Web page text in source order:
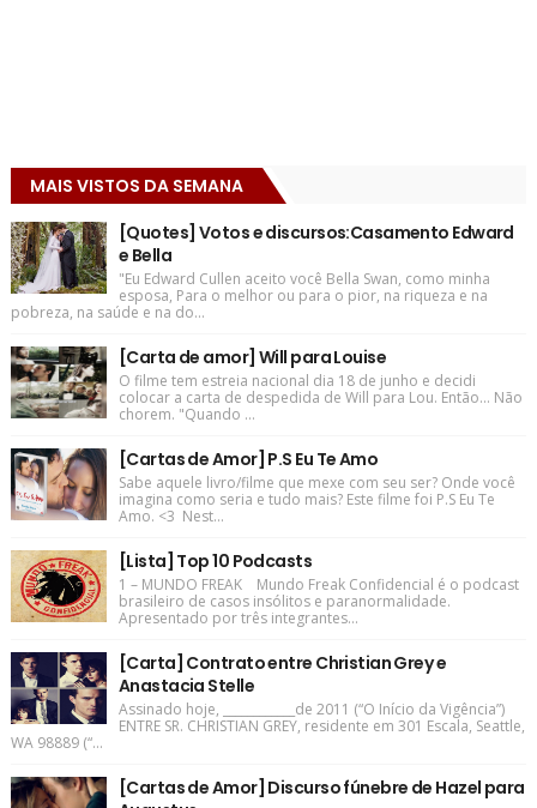
MAIS VISTOS DA SEMANA
[Quotes] Votos e discursos:Casamento Edward
e Bella
"Eu Edward Cullen aceito você Bella Swan, como minha
esposa, Para o melhor ou para o pior, na riqueza e na
pobreza, na saúde e na do...
[Carta de amor] Will para Louise
O filme tem estreia nacional dia 18 de junho e decidi
colocar a carta de despedida de Will para Lou. Então... Não
chorem. "Quando ...
[Cartas de Amor] P.S Eu Te Amo
Sabe aquele livro/filme que mexe com seu ser? Onde você
imagina como seria e tudo mais? Este filme foi P.S Eu Te
Amo. <3 Nest...
[Lista] Top 10 Podcasts
1 – MUNDO FREAK Mundo Freak Confidencial é o podcast
brasileiro de casos insólitos e paranormalidade.
Apresentado por três integrantes...
[Carta] Contrato entre Christian Grey e
Anastacia Stelle
Assinado hoje, ____________de 2011 (“O Início da Vigência”)
ENTRE SR. CHRISTIAN GREY, residente em 301 Escala, Seattle,
WA 98889 (“...
[Cartas de Amor] Discurso fúnebre de Hazel para